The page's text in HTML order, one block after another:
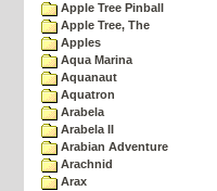
Apple Tree Pinball
Apple Tree, The
Apples
Aqua Marina
Aquanaut
Aquatron
Arabela
Arabela II
Arabian Adventure
Arachnid
Arax